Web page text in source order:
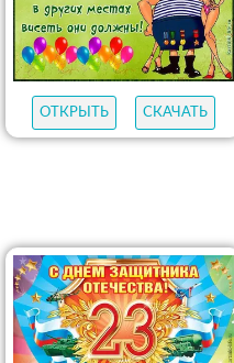
ОТКРЫТЬ СКАЧАТЬ